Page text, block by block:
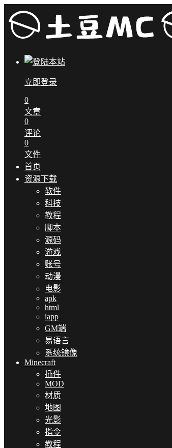
立即登录
0
文章
0
评论
0
文件
首页
资源下载
软件
科技
教程
脚本
源码
游戏
账号
动漫
电影
apk
html
iapp
GM端
易语言
系统镜像
Minecraft
插件
MOD
材质
地图
光影
指令
教程